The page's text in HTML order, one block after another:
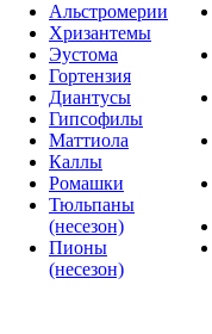
Альстромерии
Хризантемы
Эустома
Гортензия
Диантусы
Гипсофилы
Маттиола
Каллы
Ромашки
Тюльпаны
(несезон)
Пионы
(несезон)